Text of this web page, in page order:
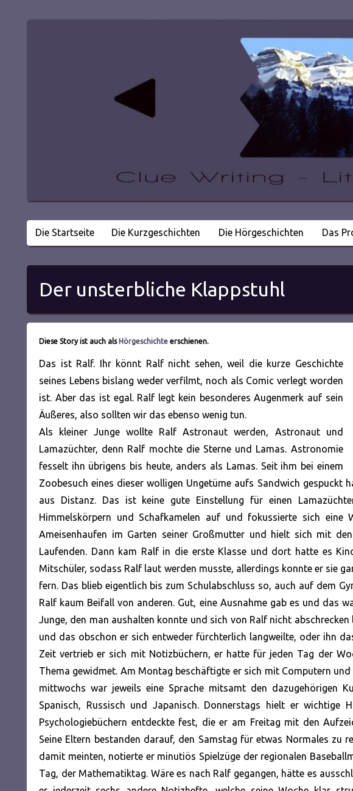
Clue Writing
Die Startseite Die Kurzgeschichten Die Hörgeschichten Das
Der unsterbliche Klappstuhl
Diese Story ist auch als Hörgeschichte erschienen.
Das ist Ralf. Ihr könnt Ralf nicht sehen, weil die kurze Geschichte
seines Lebens bislang weder verfilmt, noch als Comic verlegt worden
ist. Aber das ist egal. Ralf legt kein besonderes Augenmerk auf sein
Äußeres, also sollten wir das ebenso wenig tun.
Als kleiner Junge wollte Ralf Astronaut werden, Astronaut und
Lamazüchter, denn Ralf mochte die Sterne und Lamas. Astronomie
fesselt ihn übrigens bis heute, anders als Lamas. Seit ihm bei einem
Zoobesuch eines dieser wolligen Ungetüme aufs Sandwich
aus Distanz. Das ist keine gute Einstellung für einen
Himmelskörpern und Schafkamelen auf und fokussierte sich eine
Ameisenhaufen im Garten seiner Großmutter und hielt sich mit
Laufenden. Dann kam Ralf in die erste Klasse und dort hatte es
Mitschüler, sodass Ralf laut werden musste, allerdings konnte er sie
fern. Das blieb eigentlich bis zum Schulabschluss so, auch auf dem
Ralf kaum Beifall von anderen. Gut, eine Ausnahme gab es und das
Junge, den man aushalten konnte und sich von Ralf nicht
und das obschon er sich entweder fürchterlich langweilte, oder ihn
Zeit vertrieb er sich mit Notizbüchern, er hatte für jeden Tag der
Thema gewidmet. Am Montag beschäftigte er sich mit Computern
mittwochs war jeweils eine Sprache mitsamt den dazugehörigen
Spanisch, Russisch und Japanisch. Donnerstags hielt er wichtige
Psychologiebüchern entdeckte fest, die er am Freitag mit den
Seine Eltern bestanden darauf, den Samstag für etwas Normales zu
damit meinten, notierte er minutiös Spielzüge der regionalen
Tag, der Mathematiktag. Wäre es nach Ralf gegangen, hätte es